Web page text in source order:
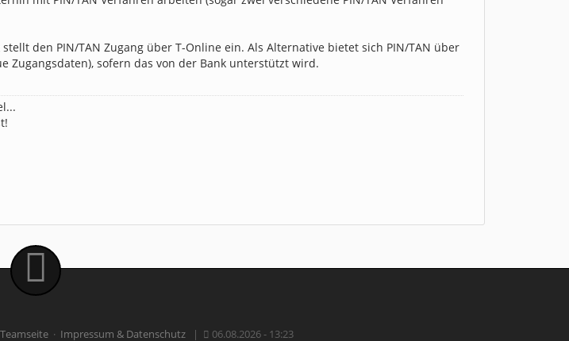
den PIN/TAN Zugang über T-Online ein. Als Alternative bietet sich PIN/TAN über
Zugangsdaten), sofern das von der Bank unterstützt wird.
Teamseite · Impressum & Datenschutz | 06.08.2026 - 13:23